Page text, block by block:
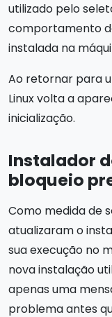
utilizado pelo
comportamento
instalada na
Ao retornar para
Linux volta a
inicialização.
Instalador
bloqueio
Como medida de
atualizaram o
sua execução no
nova instalação
apenas uma
problema antes